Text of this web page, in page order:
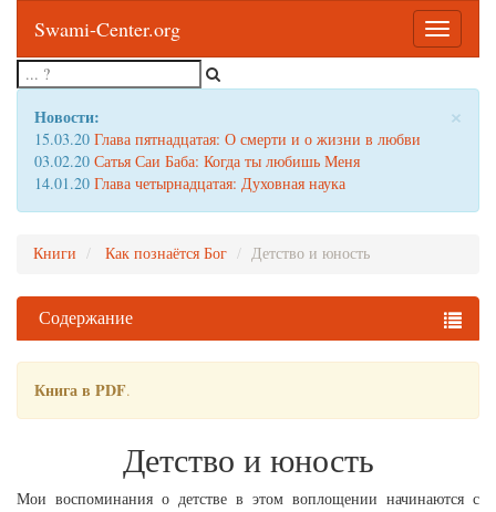
Toggle
Swami-Center.org
×
Новости:
15.03.20 Глава пятнадцатая: О смерти и о жизни в любви
03.02.20 Сатья Саи Баба: Когда ты любишь Меня
14.01.20 Глава четырнадцатая: Духовная наука
Книги Как познаётся Бог Детство и юность
Содержание
Книга в PDF.
Детство и юность
Мои воспоминания о детстве в этом воплощении начинаются с